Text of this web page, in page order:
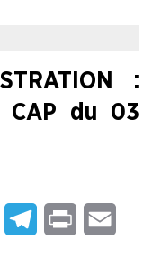
:
CAP du 03
WhatsAppTelegram
Print